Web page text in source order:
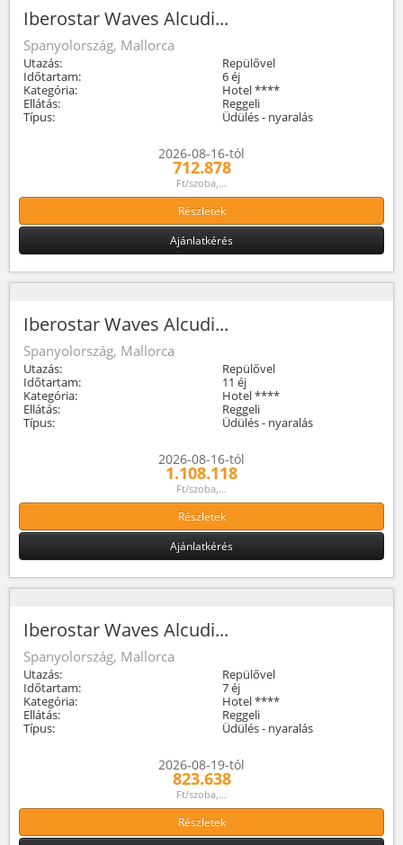
Iberostar Waves Alcudi...
Spanyolország, Mallorca
Utazás:
Repülővel
Időtartam:
6 éj
Kategória:
Hotel ****
Ellátás:
Reggeli
Típus:
Üdülés - nyaralás
2026-08-16-tól
712.878
Ft/szoba,...
Részletek
Ajánlatkérés
Iberostar Waves Alcudi...
Spanyolország, Mallorca
Utazás:
Repülővel
Időtartam:
11 éj
Kategória:
Hotel ****
Ellátás:
Reggeli
Típus:
Üdülés - nyaralás
2026-08-16-tól
1.108.118
Ft/szoba,...
Részletek
Ajánlatkérés
Iberostar Waves Alcudi...
Spanyolország, Mallorca
Utazás:
Repülővel
Időtartam:
7 éj
Kategória:
Hotel ****
Ellátás:
Reggeli
Típus:
Üdülés - nyaralás
2026-08-19-tól
823.638
Ft/szoba,...
Részletek